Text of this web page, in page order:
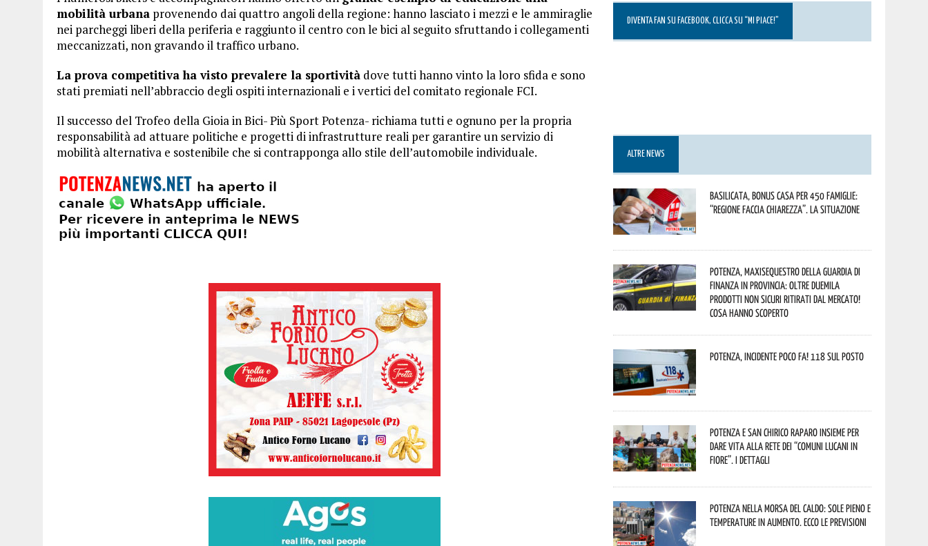
mobilità urbana provenendo dai quattro angoli della regione: hanno lasciato i mezzi e le ammiraglie
nei parcheggi liberi della periferia e raggiunto il centro con le bici al seguito sfruttando i collegamenti
meccanizzati, non gravando il traffico urbano.
La prova competitiva ha visto prevalere la sportività dove tutti hanno vinto la loro sfida e sono
stati premiati nell’abbraccio degli ospiti internazionali e i vertici del comitato regionale FCI.
Il successo del Trofeo della Gioia in Bici- Più Sport Potenza- richiama tutti e ognuno per la propria
responsabilità ad attuare politiche e progetti di infrastrutture reali per garantire un servizio di
mobilità alternativa e sostenibile che si contrapponga allo stile dell’automobile individuale.
DIVENTA FAN SU FACEBOOK, CLICCA SU “MI PIACE!”
ALTRE NEWS
Basilicata, Bonus casa per 450 famiglie:
“Regione faccia chiarezza”. La situazione
Potenza, maxisequestro della Guardia di
Finanza in provincia: oltre duemila
prodotti non sicuri ritirati dal mercato!
Cosa hanno scoperto
Potenza, incidente poco fa! 118 sul posto
Potenza e San Chirico Raparo insieme per
dare vita alla rete dei “Comuni Lucani in
Fiore”. I dettagli
Potenza nella morsa del caldo: sole pieno e
temperature in aumento. Ecco le previsioni